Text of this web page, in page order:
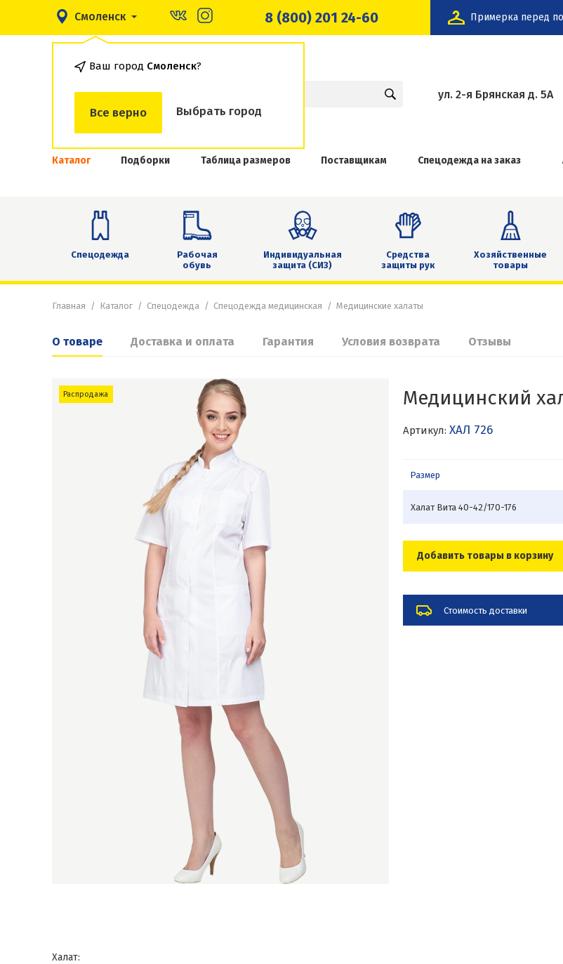
Смоленск
Ваш город Смоленск?
Все верно Выбрать город
8 (800) 201 24-60 Примерка перед
ул. 2-я Брянская д. 5А
Каталог Подборки Таблица размеров Поставщикам Спецодежда на заказ
Спецодежда
Рабочая
обувь
Индивидуальная
защита (СИЗ)
Средства
защиты рук
Хозяйственные
товары
Главная Каталог Спецодежда Спецодежда медицинская Медицинские халаты
О товаре Доставка и оплата Гарантия Условия возврата Отзывы
Распродажа Медицинский
Артикул: ХАЛ 726
Размер
Халат Вита 40-42/170-176
Добавить товары в корзину
Стоимость доставки
Халат: